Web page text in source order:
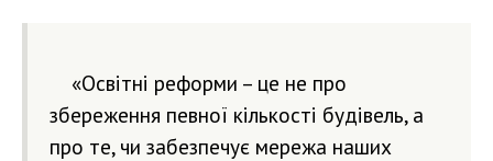
«Освітні реформи – це не про
збереження певної кількості будівель, а
про те, чи забезпечує мережа наших